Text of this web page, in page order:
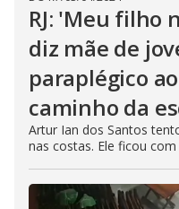
RJ: 'Meu filho
diz mãe de
paraplégico
caminho da
Artur Ian dos Santos
nas costas. Ele ficou